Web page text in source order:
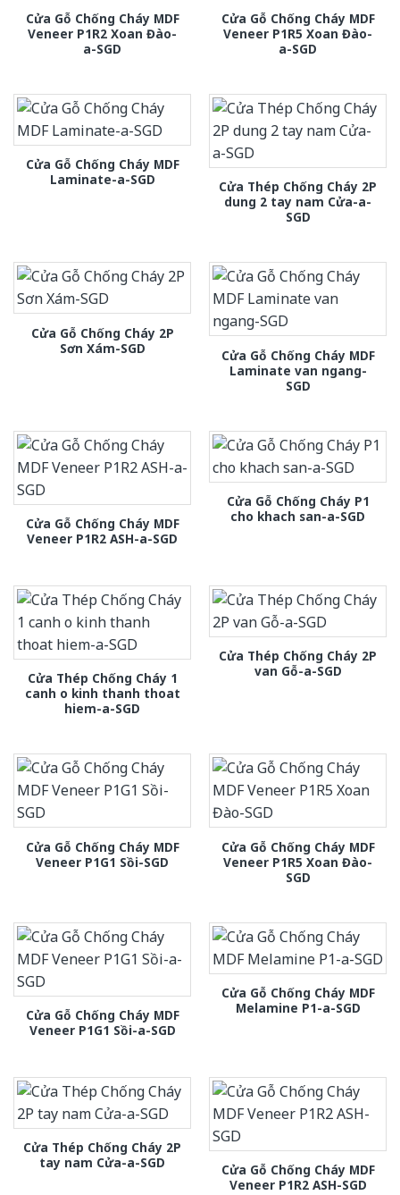
Cửa Gỗ Chống Cháy MDF
Veneer P1R2 Xoan Đào-
a-SGD
Cửa Gỗ Chống Cháy MDF
Veneer P1R5 Xoan Đào-
a-SGD
Cửa Gỗ Chống Cháy MDF
Laminate-a-SGD
Cửa Thép Chống Cháy 2P
dung 2 tay nam Cửa-a-
SGD
Cửa Gỗ Chống Cháy 2P
Sơn Xám-SGD
Cửa Gỗ Chống Cháy MDF
Laminate van ngang-
SGD
Cửa Gỗ Chống Cháy MDF
Veneer P1R2 ASH-a-SGD
Cửa Gỗ Chống Cháy P1
cho khach san-a-SGD
Cửa Thép Chống Cháy 1
canh o kinh thanh thoat
hiem-a-SGD
Cửa Thép Chống Cháy 2P
van Gỗ-a-SGD
Cửa Gỗ Chống Cháy MDF
Veneer P1G1 Sồi-SGD
Cửa Gỗ Chống Cháy MDF
Veneer P1R5 Xoan Đào-
SGD
Cửa Gỗ Chống Cháy MDF
Veneer P1G1 Sồi-a-SGD
Cửa Gỗ Chống Cháy MDF
Melamine P1-a-SGD
Cửa Thép Chống Cháy 2P
tay nam Cửa-a-SGD
Cửa Gỗ Chống Cháy MDF
Veneer P1R2 ASH-SGD